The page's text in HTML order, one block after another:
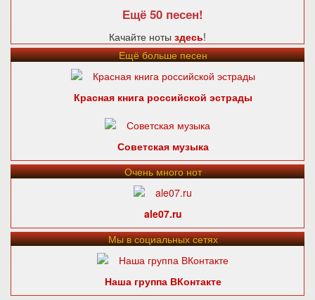
Ещё 50 песен!
Качайте ноты здесь!
Ещё больше песен
Красная книга российской эстрады
Советская музыка
Очень много нот
ale07.ru
Мы в социальных сетях
Наша группа ВКонтакте